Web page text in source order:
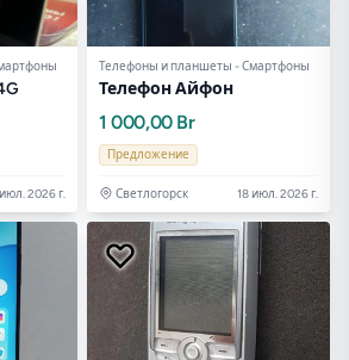
2026 г.
Телефоны и планшеты - Смартфоны
Телефон Айфон
1 000,00 Br
Предложение
Светлогорск 18 июл. 2026 г.